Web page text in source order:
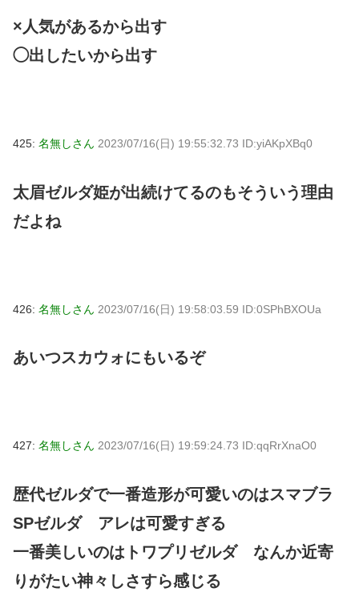
×人気があるから出す
◯出したいから出す
425: 名無しさん 2023/07/16(日) 19:55:32.73 ID:yiAKpXBq0
太眉ゼルダ姫が出続けてるのもそういう理由
だよね
426: 名無しさん 2023/07/16(日) 19:58:03.59 ID:0SPhBXOUa
あいつスカウォにもいるぞ
427: 名無しさん 2023/07/16(日) 19:59:24.73 ID:qqRrXnaO0
歴代ゼルダで一番造形が可愛いのはスマブラ
SPゼルダ アレは可愛すぎる
一番美しいのはトワプリゼルダ なんか近寄
りがたい神々しさすら感じる